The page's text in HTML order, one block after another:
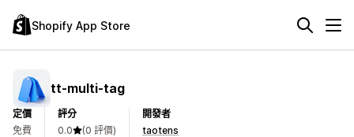
Shopify App Store
tt‑multi‑tag
定價
免費
評分
0.0
(0 評價)
開發者
taotens